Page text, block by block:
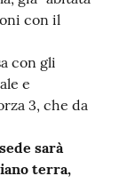
con il
con gli
e
3, che da
sarà
terra,